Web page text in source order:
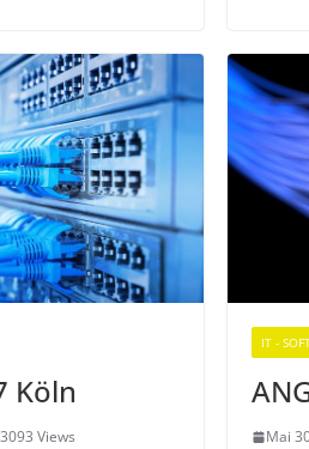
Köln
3093 Views
IT -
Mai